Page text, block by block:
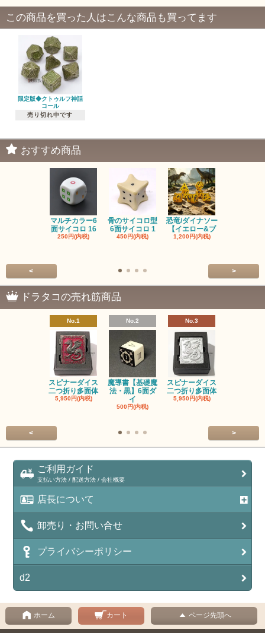
この商品を買った人はこんな商品も買ってます
限定版◆クトゥルフ神話
コール
売り切れ中です
おすすめ商品
マルチカラー6
面サイコロ 16
250円(内税)
骨のサイコロ型
6面サイコロ 1
450円(内税)
恐竜/ダイナソー
【イエロー&ブ
1,200円(内税)
< >
ドラタコの売れ筋商品
No.1
スピナーダイス
二つ折り多面体
5,950円(内税)
No.2
魔導書【基礎魔
法・黒】6面ダ
イ
500円(内税)
No.3
スピナーダイス
二つ折り多面体
5,950円(内税)
< >
ご利用ガイド
支払い方法 / 配送方法 / 会社概要
店長について
卸売り・お問い合せ
プライバシーポリシー
d2
ホーム カート ページ先頭へ